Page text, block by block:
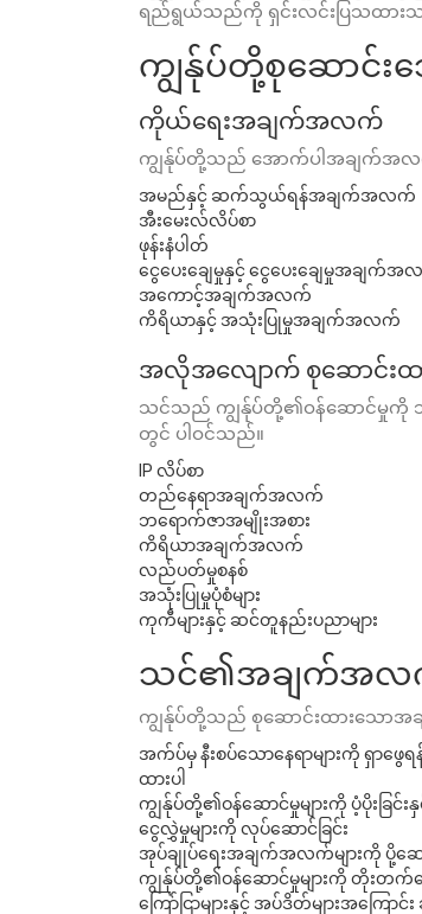
ရည်ရွယ်သည်ကို ရှင်းလင်းပြသထား
ကျွန်ုပ်တို့စုဆောင်း
ကိုယ်ရေးအချက်အလက်
ကျွန်ုပ်တို့သည် အောက်ပါအချက်အလက်
အမည်နှင့် ဆက်သွယ်ရန်အချက်အလက်
အီးမေးလ်လိပ်စာ
ဖုန်းနံပါတ်
ငွေပေးချေမှုနှင့် ငွေပေးချေမှုအချက်
အကောင့်အချက်အလက်
ကိရိယာနှင့် အသုံးပြုမှုအချက်အလက်
အလိုအလျောက် စုဆောင်းထ
သင်သည် ကျွန်ုပ်တို့၏ဝန်ဆောင်မှုကို
တွင် ပါဝင်သည်။
IP လိပ်စာ
တည်နေရာအချက်အလက်
ဘရောက်ဇာအမျိုးအစား
ကိရိယာအချက်အလက်
လည်ပတ်မှုစနစ်
အသုံးပြုမှုပုံစံများ
ကုကီများနှင့် ဆင်တူနည်းပညာများ
သင်၏အချက်အလ
ကျွန်ုပ်တို့သည် စုဆောင်းထားသော
အက်ပ်မှ နီးစပ်သောနေရာများကို ရှ
ထားပါ
ကျွန်ုပ်တို့၏ဝန်ဆောင်မှုများကို ပံ့ပိုးခြင်းနှ
ငွေလွှဲမှုများကို လုပ်ဆောင်ခြင်း
အုပ်ချုပ်ရေးအချက်အလက်များကို ပို့ဆော
ကျွန်ုပ်တို့၏ဝန်ဆောင်မှုများကို တိုးတက်
ကြော်ငြာများနှင့် အပ်ဒိတ်များအကြော